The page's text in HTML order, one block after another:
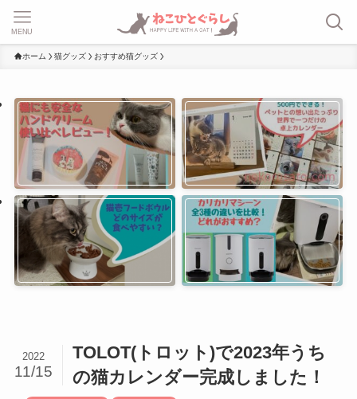
MENU
ホーム 猫グッズ おすすめ猫グッズ
TOLOT(トロット)で2023年うち
の猫カレンダー完成しました！
2022
11/15